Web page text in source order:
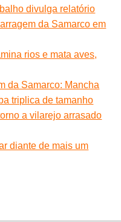
divulga relatório
da Samarco em
rios e mata aves,
da Samarco: Mancha
triplica de tamanho
a vilarejo arrasado
diante de mais um